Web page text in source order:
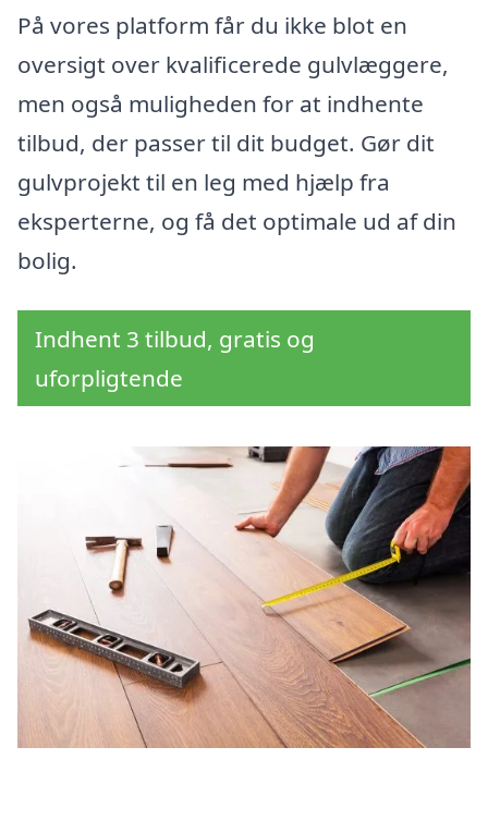
På vores platform får du ikke blot en
oversigt over kvalificerede gulvlæggere,
men også muligheden for at indhente
tilbud, der passer til dit budget. Gør dit
gulvprojekt til en leg med hjælp fra
eksperterne, og få det optimale ud af din
bolig.
Indhent 3 tilbud, gratis og
uforpligtende